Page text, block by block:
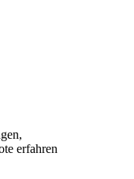
erfahren